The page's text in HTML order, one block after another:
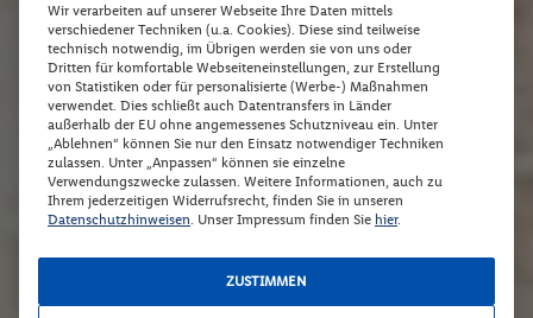
Wir verarbeiten auf unserer Webseite Ihre Daten mittels
verschiedener Techniken (u.a. Cookies). Diese sind teilweise
technisch notwendig, im Übrigen werden sie von uns oder
Dritten für komfortable Webseiteneinstellungen, zur Erstellung
von Statistiken oder für personalisierte (Werbe-) Maßnahmen
verwendet. Dies schließt auch Datentransfers in Länder
außerhalb der EU ohne angemessenes Schutzniveau ein. Unter
„Ablehnen“ können Sie nur den Einsatz notwendiger Techniken
zulassen. Unter „Anpassen“ können sie einzelne
Verwendungszwecke zulassen. Weitere Informationen, auch zu
Ihrem jederzeitigen Widerrufsrecht, finden Sie in unseren
Datenschutzhinweisen . Unser Impressum finden Sie hier.
ZUSTIMMEN